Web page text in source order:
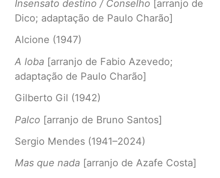
Insensato destino / Conselho [arranjo de
Dico; adaptação de Paulo Charão]
Alcione (1947)
A loba [arranjo de Fabio Azevedo;
adaptação de Paulo Charão]
Gilberto Gil (1942)
Palco [arranjo de Bruno Santos]
Sergio Mendes (1941–2024)
Mas que nada [arranjo de Azafe Costa]